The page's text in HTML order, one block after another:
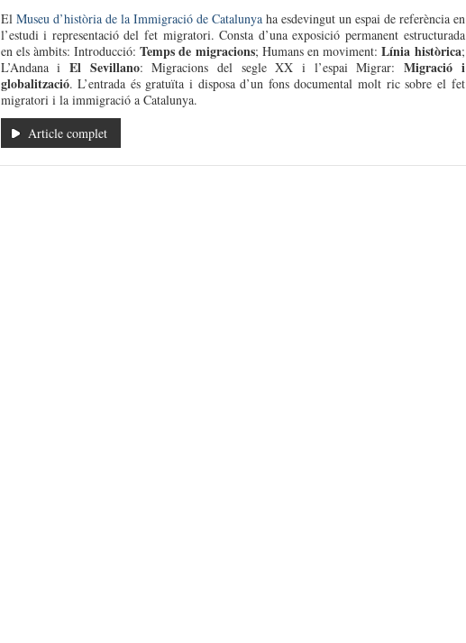
El Museu d’història de la Immigració de Catalunyaha esdevingut un espai de referència en
l’estudi i representació del fet migratori. Consta d’una exposició permanent estructurada
en els àmbits: Introducció:Temps de migracions; Humans en moviment:Línia històrica;
L’Andana i El Sevillano: Migracions del segle XX i l’espai Migrar: Migració i
globalització. L’entrada és gratuïta i disposa d’un fons documental molt ric sobre el fet
migratori i la immigració a Catalunya.
Article complet